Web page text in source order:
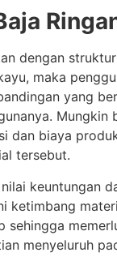
dengan
maka
yang
Mungkin
dan biaya
tersebut.
keuntungan
ketimbang
sehingga
menyeluruh